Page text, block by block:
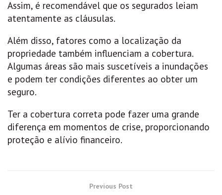
Assim, é recomendável que os segurados leiam
atentamente as cláusulas.
Além disso, fatores como a localização da
propriedade também influenciam a cobertura.
Algumas áreas são mais suscetíveis a inundações
e podem ter condições diferentes ao obter um
seguro.
Ter a cobertura correta pode fazer uma grande
diferença em momentos de crise, proporcionando
proteção e alívio financeiro.
Previous Post